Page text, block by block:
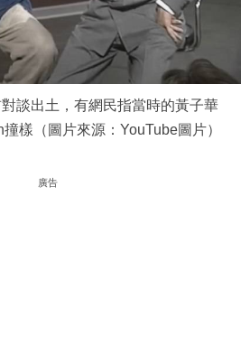
談出土，有網民指當時的黃子華
樣（圖片來源：YouTube圖片）
廣告